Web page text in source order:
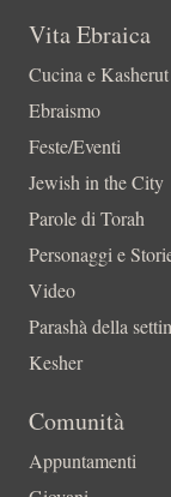
Vita Ebraica
Cucina e Kasherut
Ebraismo
Feste/Eventi
Jewish in the City
Parole di Torah
Personaggi e
Video
Parashà della
Kesher
Comunità
Appuntamenti